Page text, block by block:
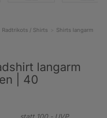
Radtrikots / Shirts Shirts langarm
langarm
| 40
statt 100.-UVP